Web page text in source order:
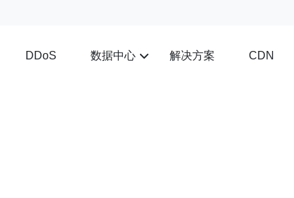
DDoS 数据中心 解决方案 CDN